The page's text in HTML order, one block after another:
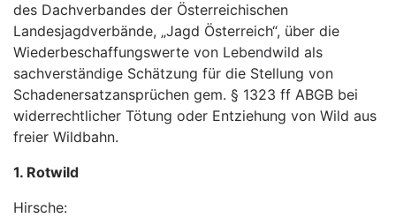
des Dachverbandes der Österreichischen
Landesjagdverbände, „Jagd Österreich“, über die
Wiederbeschaffungswerte von Lebendwild als
sachverständige Schätzung für die Stellung von
Schadenersatzansprüchen gem. § 1323 ff ABGB bei
widerrechtlicher Tötung oder Entziehung von Wild aus
freier Wildbahn.
1. Rotwild
Hirsche: